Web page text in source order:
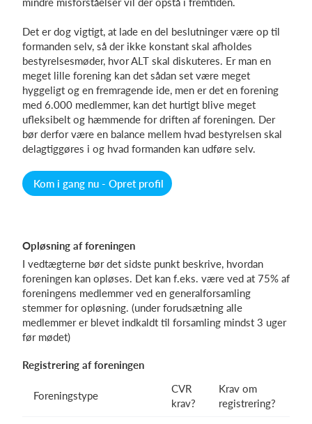
Det er dog vigtigt, at lade en del beslutninger være op til
formanden selv, så der ikke konstant skal afholdes
bestyrelsesmøder, hvor ALT skal diskuteres. Er man en
meget lille forening kan det sådan set være meget
hyggeligt og en fremragende ide, men er det en forening
med 6.000 medlemmer, kan det hurtigt blive meget
ufleksibelt og hæmmende for driften af foreningen. Der
bør derfor være en balance mellem hvad bestyrelsen skal
delagtiggøres i og hvad formanden kan udføre selv.
Kom i gang nu - Opret profil
Opløsning af foreningen
I vedtægterne bør det sidste punkt beskrive, hvordan
foreningen kan opløses. Det kan f.eks. være ved at 75% af
foreningens medlemmer ved en generalforsamling
stemmer for opløsning. (under forudsætning alle
medlemmer er blevet indkaldt til forsamling mindst 3 uger
før mødet)
Registrering af foreningen
Foreningstype
CVR
krav?
Krav om
registrering?